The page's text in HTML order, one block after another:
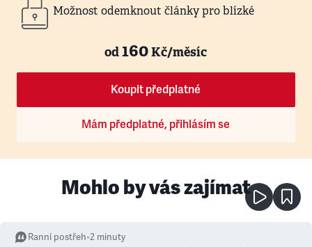
Možnost odemknout články pro blízké
od160Kč/měsíc
Koupit předplatné
Mám předplatné, přihlásím se
Mohlo by vás zajímat
Ranní postřeh•2 minuty